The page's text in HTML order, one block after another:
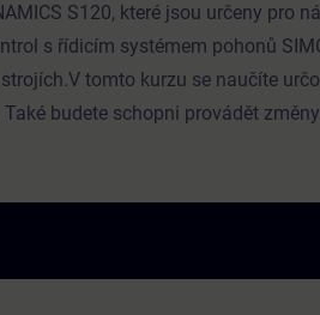
S120, které jsou určeny pro
s řídicím systémem pohonů
tomto kurzu se naučíte
budete schopni provádět